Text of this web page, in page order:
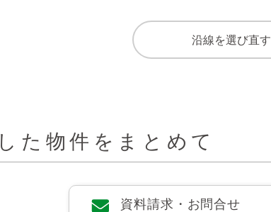
沿線を選び直す
た物件をまとめて
資料請求・お問合せ